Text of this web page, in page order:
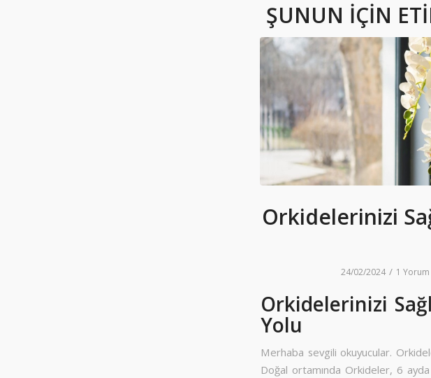
ŞUNUN IÇIN
Orkidelerinizi
24/02/2024 / 1 Yorum
Orkidelerinizi
Yolu
Merhaba sevgili okuyucular.
Doğal ortamında Orkideler, 6